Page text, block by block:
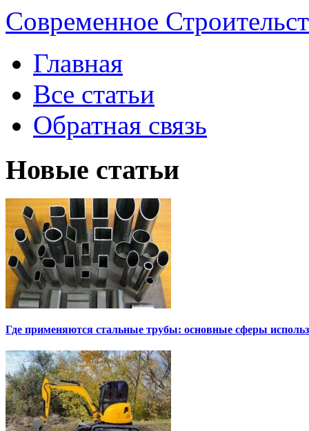
Современное
Главная
Все статьи
Обратная связь
Новые статьи
Где применяются стальные трубы: основные сферы